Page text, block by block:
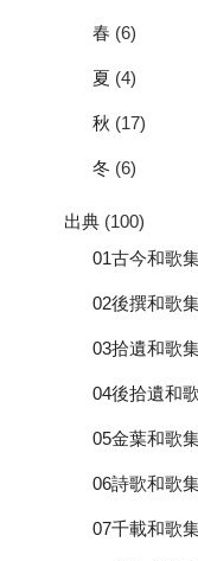
春 (6)
夏 (4)
秋 (17)
冬 (6)
出典 (100)
01古今和歌
02後撰和歌
03拾遺和歌
04後拾遺和
05金葉和歌
06詩歌和歌
07千載和歌